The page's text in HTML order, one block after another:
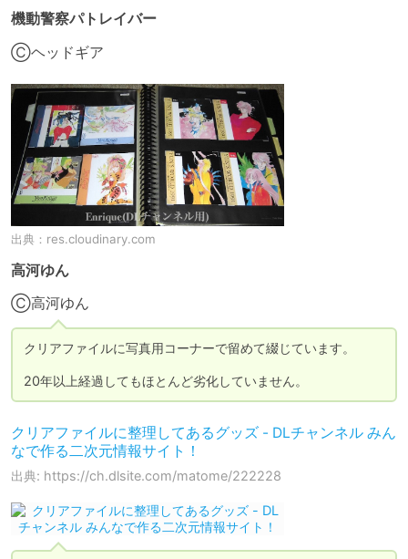
機動警察パトレイバー
Ⓒヘッドギア
出典： res.cloudinary.com
高河ゆん
Ⓒ高河ゆん
クリアファイルに写真用コーナーで留めて綴じています。
20年以上経過してもほとんど劣化していません。
クリアファイルに整理してあるグッズ - DLチャンネル みん
なで作る二次元情報サイト！
出典: https://ch.dlsite.com/matome/222228